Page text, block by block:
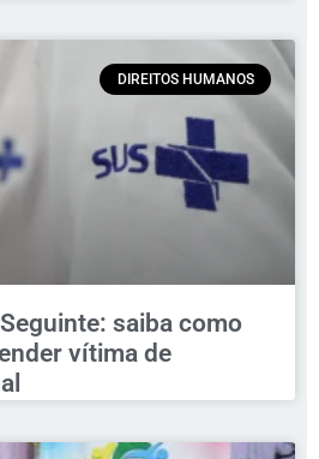
DIREITOS HUMANOS
saiba como
vítima de